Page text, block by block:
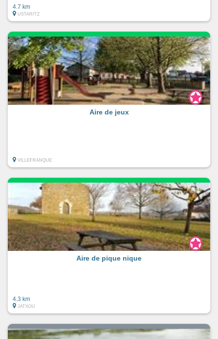
4.7 km
USTARITZ
Aire de jeux
VILLEFRANQUE
Aire de pique nique
4.3 km
JATXOU